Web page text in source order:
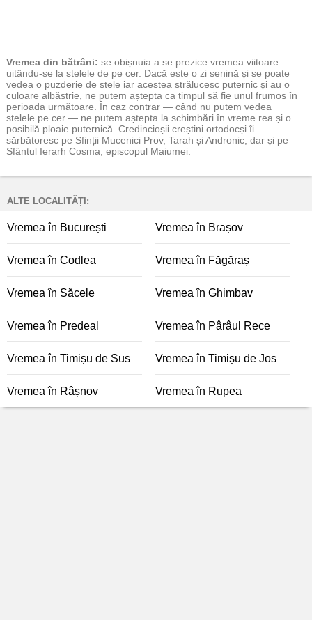
Vremea din bătrâni: se obișnuia a se prezice vremea viitoare
uitându-se la stelele de pe cer. Dacă este o zi senină și se poate
vedea o puzderie de stele iar acestea strălucesc puternic și au o
culoare albăstrie, ne putem aștepta ca timpul să fie unul frumos în
perioada următoare. În caz contrar — când nu putem vedea
stelele pe cer — ne putem aștepta la schimbări în vreme rea și o
posibilă ploaie puternică. Credincioșii creștini ortodocși îi
sărbătoresc pe Sfinții Mucenici Prov, Tarah și Andronic, dar și pe
Sfântul Ierarh Cosma, episcopul Maiumei.
ALTE LOCALITĂȚI:
Vremea în București Vremea în Brașov
Vremea în Codlea Vremea în Făgăraș
Vremea în Săcele Vremea în Ghimbav
Vremea în Predeal Vremea în Pârâul Rece
Vremea în Timișu de Sus Vremea în Timișu de Jos
Vremea în Râșnov Vremea în Rupea